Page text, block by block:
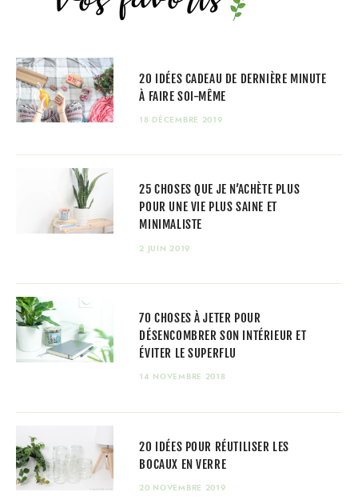
20 IDÉES CADEAU DE DERNIÈRE MINUTE
À FAIRE SOI-MÊME
18 DÉCEMBRE 2019
25 CHOSES QUE JE N’ACHÈTE PLUS
POUR UNE VIE PLUS SAINE ET
MINIMALISTE
2 JUIN 2019
70 CHOSES À JETER POUR
DÉSENCOMBRER SON INTÉRIEUR ET
ÉVITER LE SUPERFLU
14 NOVEMBRE 2018
20 IDÉES POUR RÉUTILISER LES
BOCAUX EN VERRE
20 NOVEMBRE 2019